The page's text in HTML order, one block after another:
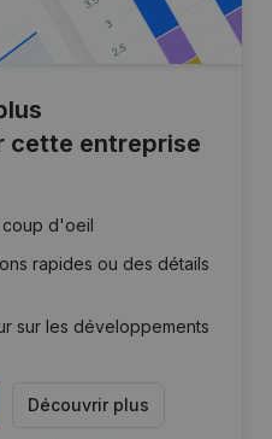
cette entreprise
coup d'oeil
rapides ou des détails
sur les développements
Découvrir plus